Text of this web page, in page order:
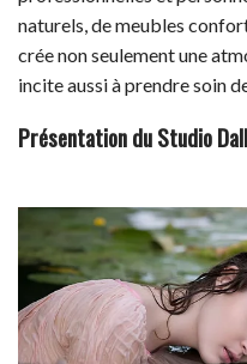
naturels, de meubles
crée non seulement une
incite aussi à prendre soin
Présentation du Studio